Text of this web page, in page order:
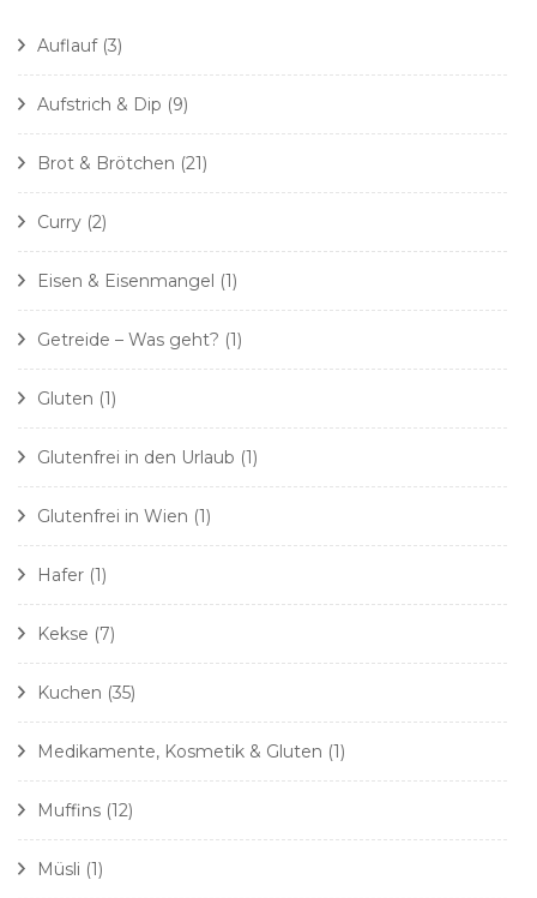
Auflauf(3)
Aufstrich & Dip (9)
Brot & Brötchen (21)
Curry (2)
Eisen & Eisenmangel (1)
Getreide – Was geht? (1)
Gluten (1)
Glutenfrei in den Urlaub (1)
Glutenfrei in Wien (1)
Hafer (1)
Kekse (7)
Kuchen (35)
Medikamente, Kosmetik & Gluten (1)
Muffins (12)
Müsli (1)